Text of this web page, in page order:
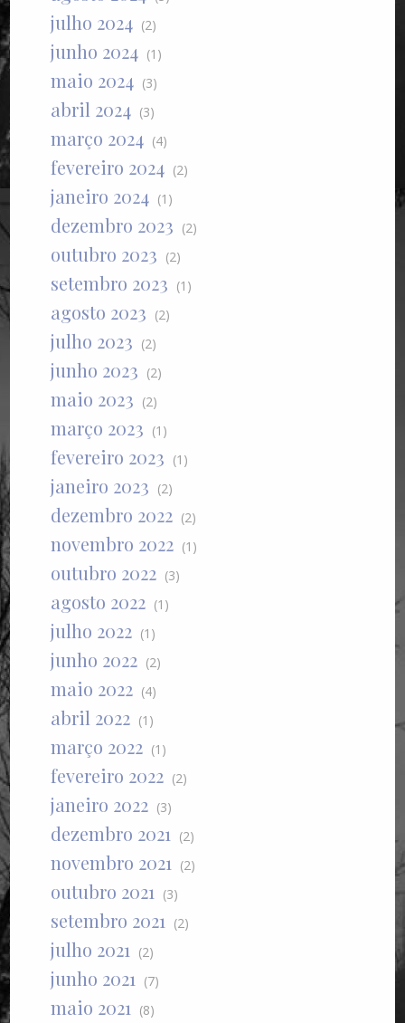
julho 2024 (2)
junho 2024 (1)
maio 2024 (3)
abril 2024 (3)
março 2024 (4)
fevereiro 2024 (2)
janeiro 2024 (1)
dezembro 2023 (2)
outubro 2023 (2)
setembro 2023 (1)
agosto 2023 (2)
julho 2023 (2)
junho 2023 (2)
maio 2023 (2)
março 2023 (1)
fevereiro 2023 (1)
janeiro 2023 (2)
dezembro 2022 (2)
novembro 2022 (1)
outubro 2022 (3)
agosto 2022 (1)
julho 2022 (1)
junho 2022 (2)
maio 2022 (4)
abril 2022 (1)
março 2022 (1)
fevereiro 2022 (2)
janeiro 2022 (3)
dezembro 2021 (2)
novembro 2021 (2)
outubro 2021 (3)
setembro 2021 (2)
julho 2021 (2)
junho 2021 (7)
maio 2021 (8)